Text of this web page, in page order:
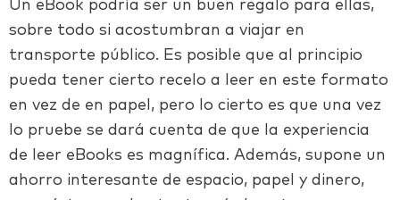
Un eBook podría ser un buen regalo para ellas,
sobre todo si acostumbran a viajar en
transporte público. Es posible que al principio
pueda tener cierto recelo a leer en este formato
en vez de en papel, pero lo cierto es que una vez
lo pruebe se dará cuenta de que la experiencia
de leer eBooks es magnífica. Además, supone un
ahorro interesante de espacio, papel y dinero,